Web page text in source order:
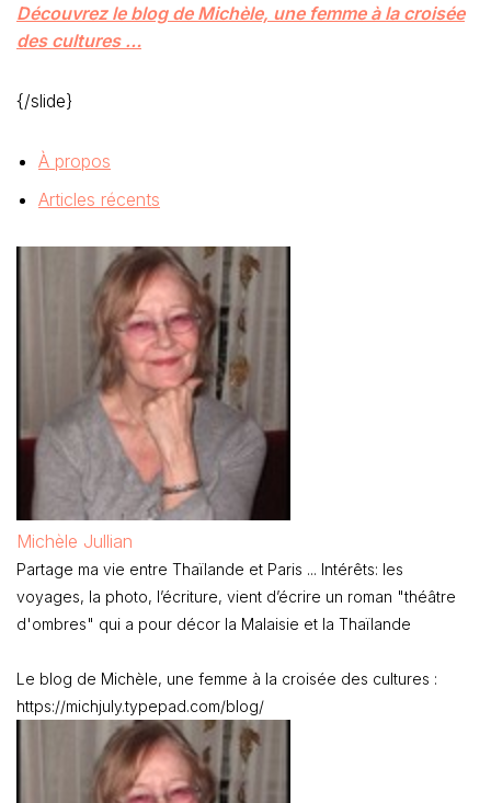
Découvrez le blog de Michèle, une femme à la croisée
des cultures …
{/slide}
À propos
Articles récents
Michèle Jullian
Partage ma vie entre Thaïlande et Paris ... Intérêts: les
voyages, la photo, l’écriture, vient d’écrire un roman "théâtre
d'ombres" qui a pour décor la Malaisie et la Thaïlande
Le blog de Michèle, une femme à la croisée des cultures :
https://michjuly.typepad.com/blog/